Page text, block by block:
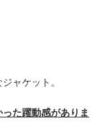
ャケット。
た躍動感がありま